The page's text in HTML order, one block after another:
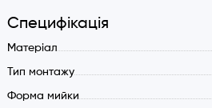
Кріпильний елемент та
Специфікація
Матеріал
Тип монтажу
Форма мийки